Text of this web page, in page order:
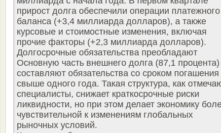
прирост долга обеспечили операции платежного
баланса (+3,4 миллиарда долларов), а также
курсовые и стоимостные изменения, включая
прочие факторы (+2,3 миллиарда долларов).
Долгосрочные обязательства преобладают
Основную часть внешнего долга (87,1 процента)
составляют обязательства со сроком погашения
свыше одного года. Такая структура, как
специалисты, снижает краткосрочные риски
ликвидности, но при этом делает экономику
чувствительной к изменениям глобальных
рыночных условий.